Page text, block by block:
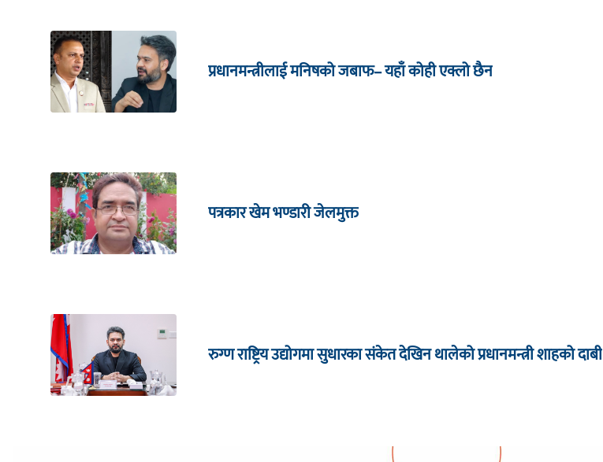
प्रधानमन्त्रीलाई मनिषको जबाफ– यहाँ कोही एक्लो छैन
पत्रकार खेम भण्डारी जेलमुक्त
रुग्ण राष्ट्रिय उद्योगमा सुधारका संकेत देखिन थालेको प्रधानमन्त्री शाहको दाबी